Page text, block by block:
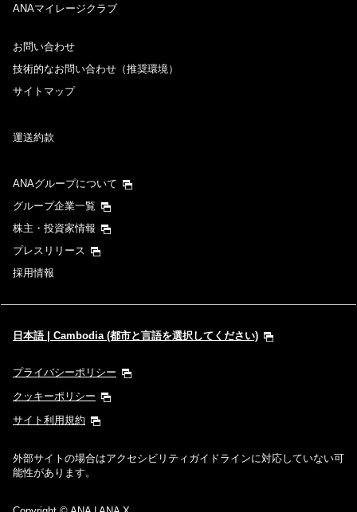
ANAマイレージクラブ
お問い合わせ
技術的なお問い合わせ（推奨環境）
サイトマップ
運送約款
ANAグループについて
グループ企業一覧
株主・投資家情報
プレスリリース
採用情報
日本語 | Cambodia (都市と言語を選択してください)
プライバシーポリシー
クッキーポリシー
サイト利用規約
外部サイトの場合はアクセシビリティガイドラインに対応していない可
能性があります。